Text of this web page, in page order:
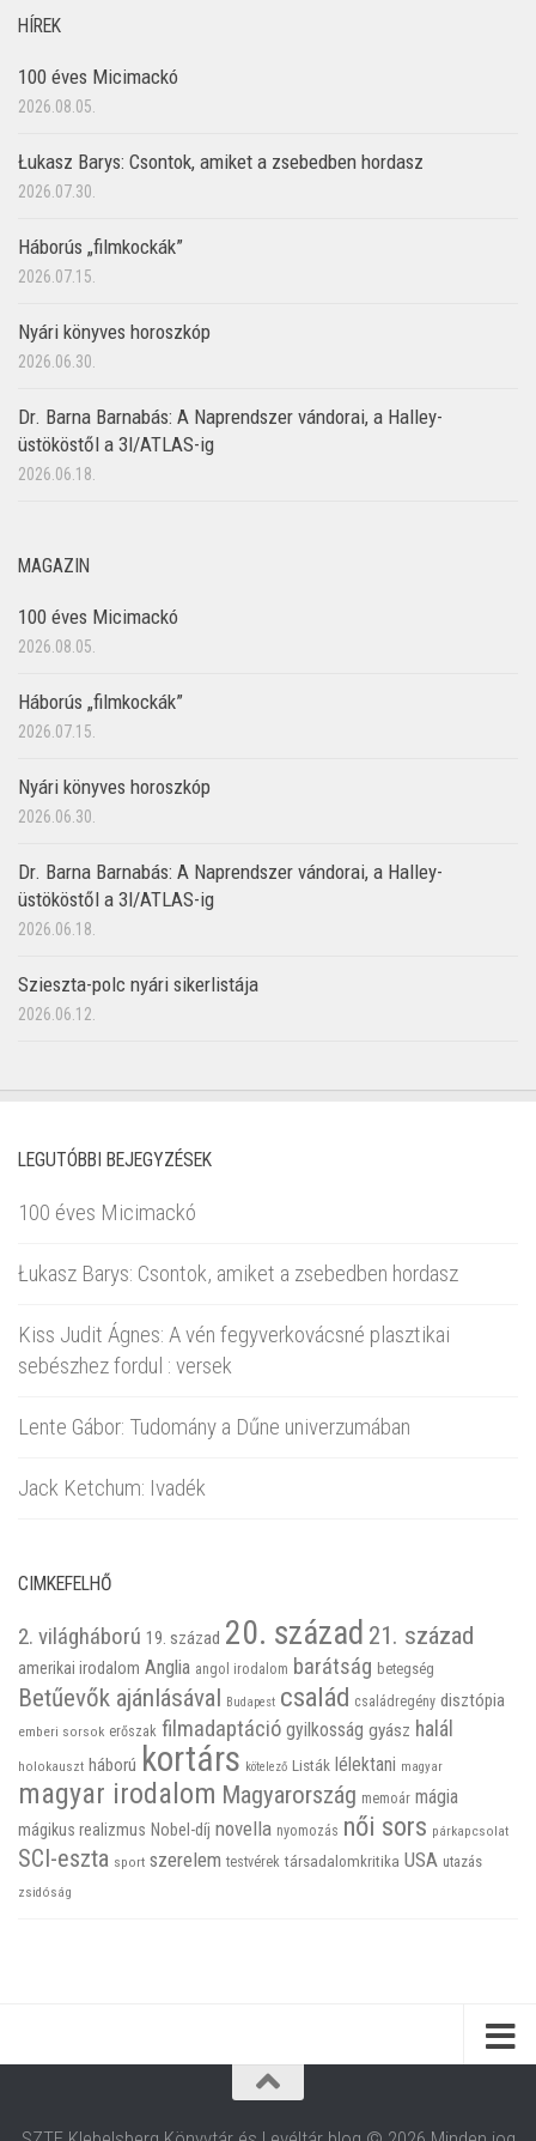
HÍREK
100 éves Micimackó
2026.08.05.
Łukasz Barys: Csontok, amiket a zsebedben hordasz
2026.07.30.
Háborús „filmkockák”
2026.07.15.
Nyári könyves horoszkóp
2026.06.30.
Dr. Barna Barnabás: A Naprendszer vándorai, a Halley-
üstököstől a 3I/ATLAS-ig
2026.06.18.
MAGAZIN
100 éves Micimackó
2026.08.05.
Háborús „filmkockák”
2026.07.15.
Nyári könyves horoszkóp
2026.06.30.
Dr. Barna Barnabás: A Naprendszer vándorai, a Halley-
üstököstől a 3I/ATLAS-ig
2026.06.18.
Szieszta-polc nyári sikerlistája
2026.06.12.
LEGUTÓBBI BEJEGYZÉSEK
100 éves Micimackó
Łukasz Barys: Csontok, amiket a zsebedben hordasz
Kiss Judit Ágnes: A vén fegyverkovácsné plasztikai
sebészhez fordul : versek
Lente Gábor: Tudomány a Dűne univerzumában
Jack Ketchum: Ivadék
CIMKEFELHŐ
2. világháború 19. század 20. század 21. század
amerikai irodalom Anglia angol irodalom barátság betegség
Betűevők ajánlásával Budapest család családregény disztópia
emberi sorsok erőszak filmadaptáció gyilkosság gyász halál
holokauszt háború kortárs kötelező Listák lélektani magyar
magyar irodalom Magyarország memoár mágia
mágikus realizmus Nobel-díj novella nyomozás női sors párkapcsolat
SCI-eszta sport szerelem testvérek társadalomkritika USA utazás
zsidóság